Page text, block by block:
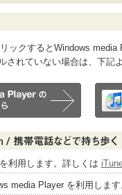
ックするとWindows
されていない場合は、下記
利用します。詳しくは
media Player を利用しま